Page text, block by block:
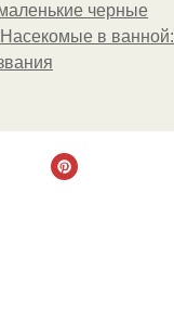
черные
Насекомые в ванной: